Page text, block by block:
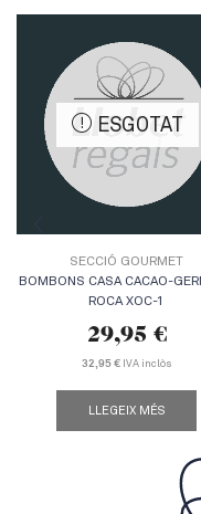
ESGOTAT
SECCIÓ GOURMET
BOMBONS CASA CACAO-
ROCA XOC-1
29,95 €
32,95 € IVA inclòs
LLEGEIX MÉS